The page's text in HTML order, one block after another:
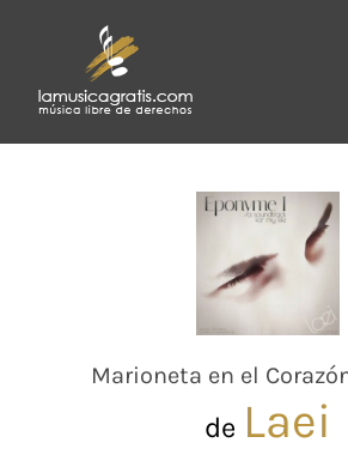
Marioneta en el
de Laei